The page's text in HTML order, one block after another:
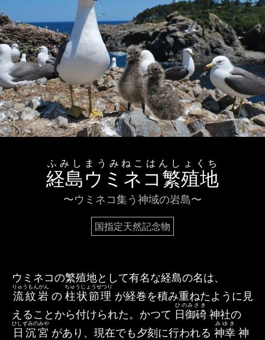
経島ウミネコ繁殖地
ふみしまうみねこはんしょくち
〜ウミネコ集う神域の岩島〜
国指定天然記念物
ウミネコの繁殖地として有名な経島の名は、
流紋岩
りゅうもんがん
の 柱状節理
ちゅうじょうせつり
が経巻を積み重ねたように見
えることから付けられた。かつて 日御碕
ひのみさき
神社の
日沉宮
ひしずみのみや
があり、現在でも夕刻に行われる 神幸
みゆき
神